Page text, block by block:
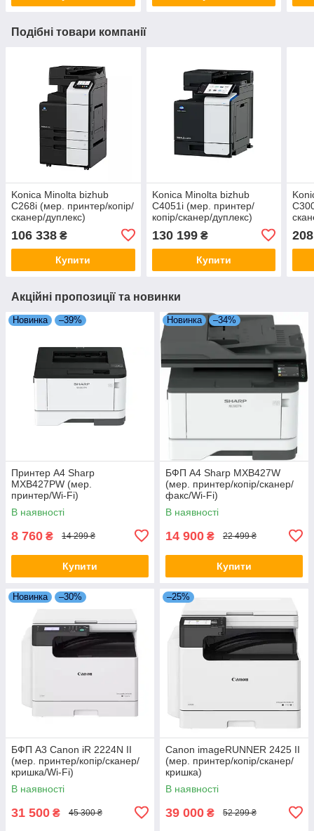
Подібні товари компанії
Konica Minolta bizhub
C268i (мер. принтер/копір/
сканер/дуплекс)
106 338 ₴
Купити
Konica Minolta bizhub
C4051i (мер. принтер/
копір/сканер/дуплекс)
130 199₴
Купити
Акційні пропозиції та новинки
Новинка –39%
Принтер А4 Sharp
MXB427PW (мер.
принтер/Wi-Fi)
В наявності
8 760 ₴ 14 299 ₴
Купити
Новинка –34%
БФП А4 Sharp MXB427W
(мер. принтер/копір/сканер/
факс/Wi-Fi)
В наявності
14 900 ₴ 22 499 ₴
Купити
Новинка –30%
БФП A3 Canon iR 2224N II
(мер. принтер/копір/сканер/
кришка/Wi-Fi)
В наявності
31 500 ₴ 45 300 ₴
–25%
Canon imageRUNNER 2425 II
(мер. принтер/копір/сканер/
кришка)
В наявності
39 000 ₴ 52 299 ₴